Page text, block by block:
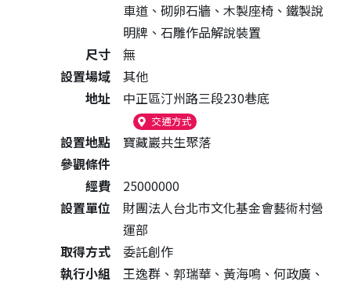
車道、砌卵石牆、木製座椅、鐵製說
明牌、石雕作品解說裝置
尺寸
無
設置場域
其他
地址
中正區汀州路三段230巷底
交通方式（另開新視窗）
設置地點
寶藏巖共生聚落
參觀條件
經費
25000000
設置單位
財團法人台北市文化基金會藝術村營
運部
取得方式
委託創作
執行小組
王逸群、郭瑞華、黃海鳴、何政廣、